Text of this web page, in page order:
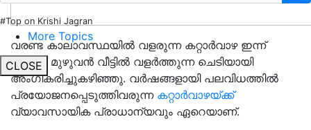
#Top on Krishi Jagran
More Topics
CLOSE
വരണ്ട കാലാവസ്ഥയില്‍ വളരുന്ന കറ്റാര്‍വാഴ ഇന്ന്
ലോകം മുഴുവന്‍ വീട്ടില്‍ വളര്‍ത്തുന്ന ചെടിയായി
അംഗീകരിച്ചുകഴിഞ്ഞു. വര്‍ഷങ്ങളായി പലവിധത്തില്‍
പ്രയോജനപ്പെടുത്തിവരുന്ന കറ്റാര്‍വാഴയ്ക്ക്
വ്യാവസായിക പ്രാധാന്യവും ഏറെയാണ്.